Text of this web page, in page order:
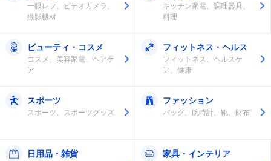
一眼レフ、ビデオカメラ、
撮影機材
キッチン家電、調理器具、
料理
ビューティ・コスメ
コスメ、美容家電、ヘアケ
ア
フィットネス・ヘルス
フィットネス、ヘルスケ
ア、健康
スポーツ
スポーツ、スポーツグッズ
ファッション
バッグ、腕時計、靴、財布
日用品・雑貨 家具・インテリア